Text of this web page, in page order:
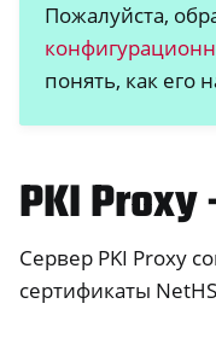
Пожалуйста,
понять, как его
PKI
Сервер PKI Proxy
сертификаты